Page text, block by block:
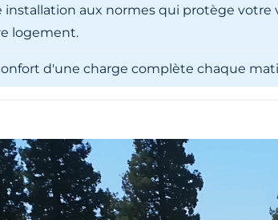
installation aux normes qui protège votre
logement.
d'une charge complète chaque